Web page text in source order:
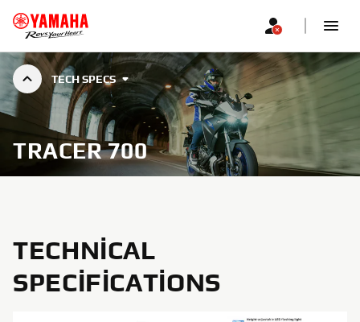
TECH SPECS
TRACER 700
TECHNICAL
SPECIFICATIONS